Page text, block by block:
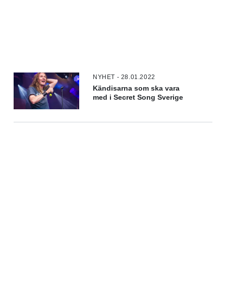
NYHET - 28.01.2022
Kändisarna som ska vara
med i Secret Song Sverige